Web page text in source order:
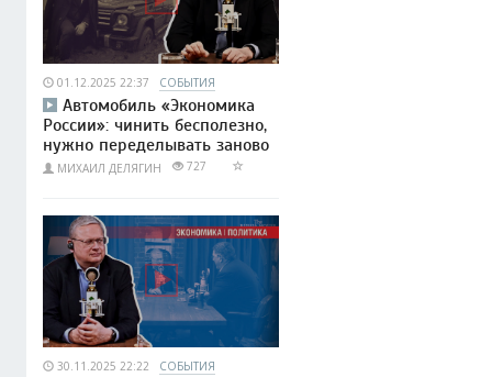
01.12.2025 22:37 СОБЫТИЯ
Автомобиль «Экономика
России»: чинить бесполезно,
нужно переделывать заново
МИХАИЛ ДЕЛЯГИН 727
30.11.2025 22:22 СОБЫТИЯ